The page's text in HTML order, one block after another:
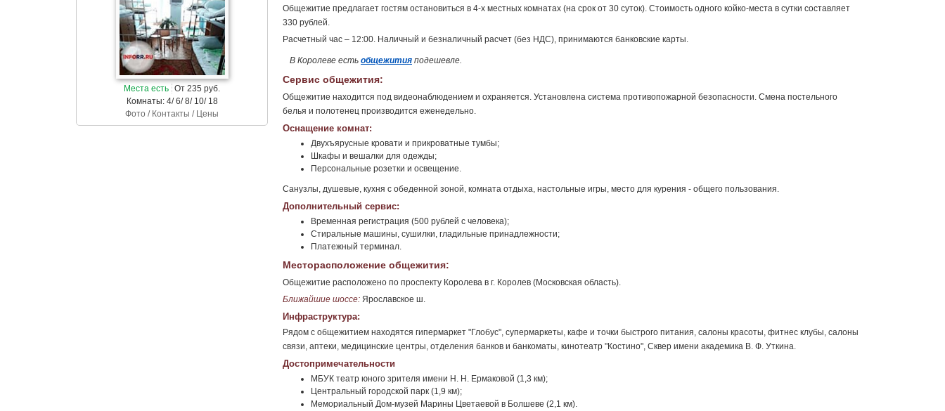
Места есть От 235 руб.
Комнаты: 4/ 6/ 8/ 10/ 18
Фото / Контакты / Цены
Общежитие предлагает гостям остановиться в 4-х местных комнатах (на срок от 30 суток). Стоимость одного койко-места в сутки составляет
330 рублей.
Расчетный час – 12:00. Наличный и безналичный расчет (без НДС), принимаются банковские карты.
В Королеве есть общежития подешевле.
Сервис общежития:
Общежитие находится под видеонаблюдением и охраняется. Установлена система противопожарной безопасности. Смена постельного
белья и полотенец производится еженедельно.
Оснащение комнат:
Двухъярусные кровати и прикроватные тумбы;
Шкафы и вешалки для одежды;
Персональные розетки и освещение.
Санузлы, душевые, кухня с обеденной зоной, комната отдыха, настольные игры, место для курения - общего пользования.
Дополнительный сервис:
Временная регистрация (500 рублей с человека);
Стиральные машины, сушилки, гладильные принадлежности;
Платежный терминал.
Месторасположение общежития:
Общежитие расположено по проспекту Королева в г. Королев (Московская область).
Ближайшие шоссе: Ярославское ш.
Инфраструктура:
Рядом с общежитием находятся гипермаркет "Глобус", супермаркеты, кафе и точки быстрого питания, салоны красоты, фитнес клубы, салоны
связи, аптеки, медицинские центры, отделения банков и банкоматы, кинотеатр "Костино", Сквер имени академика В. Ф. Уткина.
Достопримечательности
МБУК театр юного зрителя имени Н. Н. Ермаковой (1,3 км);
Центральный городской парк (1,9 км);
Мемориальный Дом-музей Марины Цветаевой в Болшеве (2,1 км).